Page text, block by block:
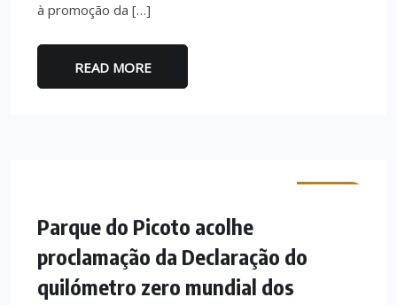
à promoção da […]
READ MORE
Parque do Picoto acolhe
proclamação da Declaração do
quilómetro zero mundial dos